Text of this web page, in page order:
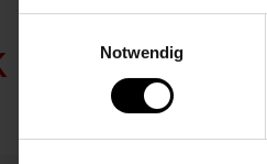
Notwendig